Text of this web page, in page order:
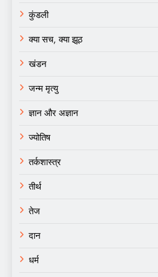
कुंडली
क्या सच, क्या झूठ
खंडन
जन्म मृत्यु
ज्ञान और अज्ञान
ज्योतिष
तर्कशास्त्र
तीर्थ
तेज
दान
धर्म